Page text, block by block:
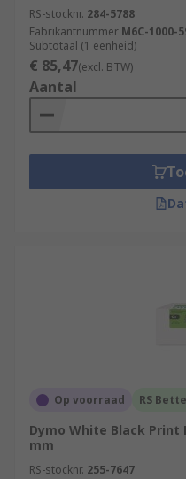
RS-stocknr. 284-5788
Fabrikantnummer M6C-1000-
Subtotaal (1 eenheid)
€ 85,47(excl. BTW)
Aantal
Op voorraad RS
Dymo White Black Print
mm
RS-stocknr. 255-7647